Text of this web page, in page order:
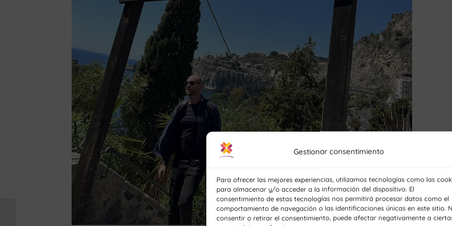
Gestionar consentimiento
Para ofrecer las mejores experiencias, utilizamos tecnologías como las
para almacenar y/o acceder a la información del dispositivo. El
consentimiento de estas tecnologías nos permitirá procesar datos como el
comportamiento de navegación o las identificaciones únicas en este sitio.
consentir o retirar el consentimiento, puede afectar negativamente a